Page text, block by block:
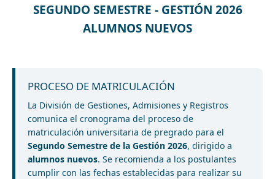
SEGUNDO SEMESTRE - GESTIÓN 2026
ALUMNOS NUEVOS
PROCESO DE MATRICULACIÓN
La División de Gestiones, Admisiones y Registros
comunica el cronograma del proceso de
matriculación universitaria de pregrado para el
Segundo Semestre de la Gestión 2026, dirigido a
alumnos nuevos. Se recomienda a los postulantes
cumplir con las fechas establecidas para realizar su